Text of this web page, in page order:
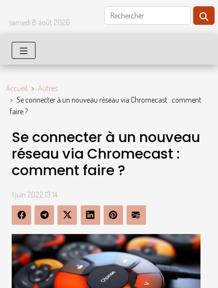
samedi 8 août 2026
Accueil
Autres
Se connecter à un nouveau réseau via Chromecast : comment
faire ?
Se connecter à un nouveau
réseau via Chromecast :
comment faire ?
1 juin 2022 13:14